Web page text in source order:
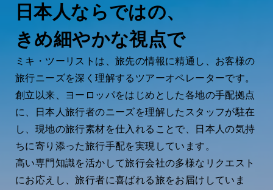
日本人ならではの、
きめ細やかな視点で
ミキ・ツーリストは、旅先の情報に精通し、お客様の
旅行ニーズを深く理解するツアーオペレーターです。
創立以来、ヨーロッパをはじめとした各地の手配拠点
に、日本人旅行者のニーズを理解したスタッフが駐在
し、現地の旅行素材を仕入れることで、日本人の気持
ちに寄り添った旅行手配を実現しています。
高い専門知識を活かして旅行会社の多様なリクエスト
にお応えし、旅行者に喜ばれる旅をお届けしていま